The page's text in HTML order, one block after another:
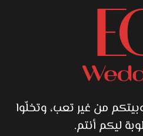
من غير تعب، وتخلّوا
ليكم أنتم.